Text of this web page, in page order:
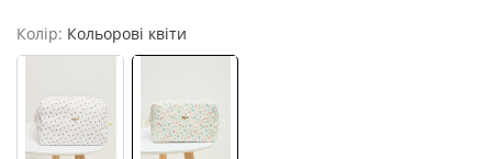
Колір: Кольорові квіти